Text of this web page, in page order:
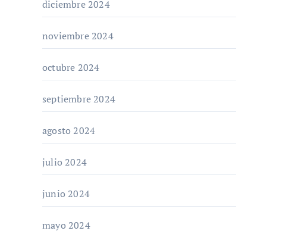
diciembre 2024
noviembre 2024
octubre 2024
septiembre 2024
agosto 2024
julio 2024
junio 2024
mayo 2024